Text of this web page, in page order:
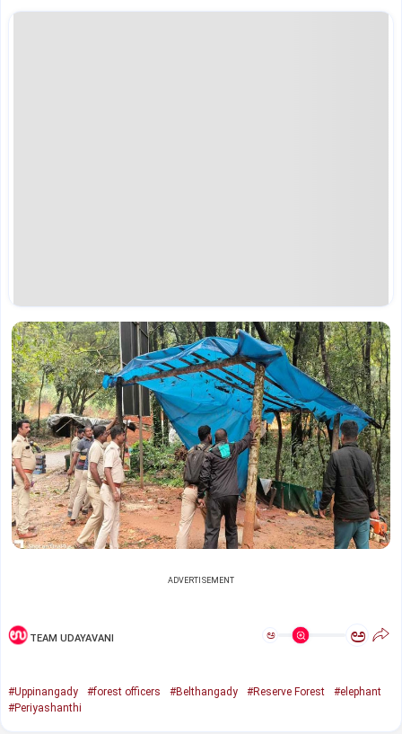
ADVERTISEMENT
TEAM UDAYAVANI ಅ ಅ
#Uppinangady #forest officers #Belthangady #Reserve Forest
#elephant
#Periyashanthi